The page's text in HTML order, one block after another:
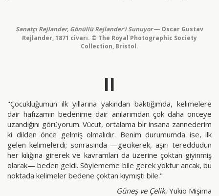
Sanatçı Rejlander, Gönüllü Rejlander'i Sunuyor — Oscar Gustav
Rejlander, 1871 civarı. © The Royal Photographic Society
Collection, Bristol.
II
"Çocukluğumun ilk yıllarına yakından baktığımda, kelimelere
dair hafızamın bedenime dair anılarımdan çok daha önceye
uzandığını görüyorum. Vücut, ortalama bir insana zannederim
ki dilden önce gelmiş olmalıdır. Benim durumumda ise, ilk
gelen kelimelerdi; sonrasında —gecikerek, aşırı tereddüdün
her kılığına girerek ve kavramları da üzerine çoktan giyinmiş
olarak— beden geldi. Söylememe bile gerek yoktur ancak, bu
noktada kelimeler bedene çoktan kıymıştı bile."
Güneş ve Çelik, Yukio Mişima